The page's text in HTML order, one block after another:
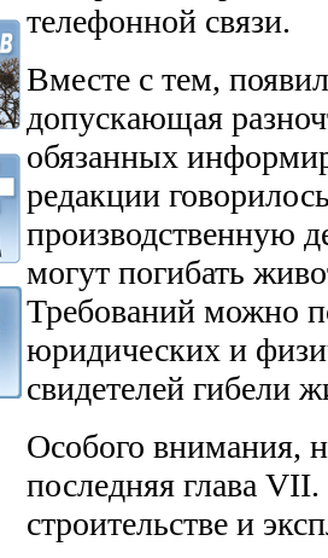
телефонной связи.
Вместе с тем,
допускающая
обязанных
редакции
производственную
могут погибать
Требований можно
юридических и
свидетелей гибели
Особого внимания,
последняя глава
строительстве и